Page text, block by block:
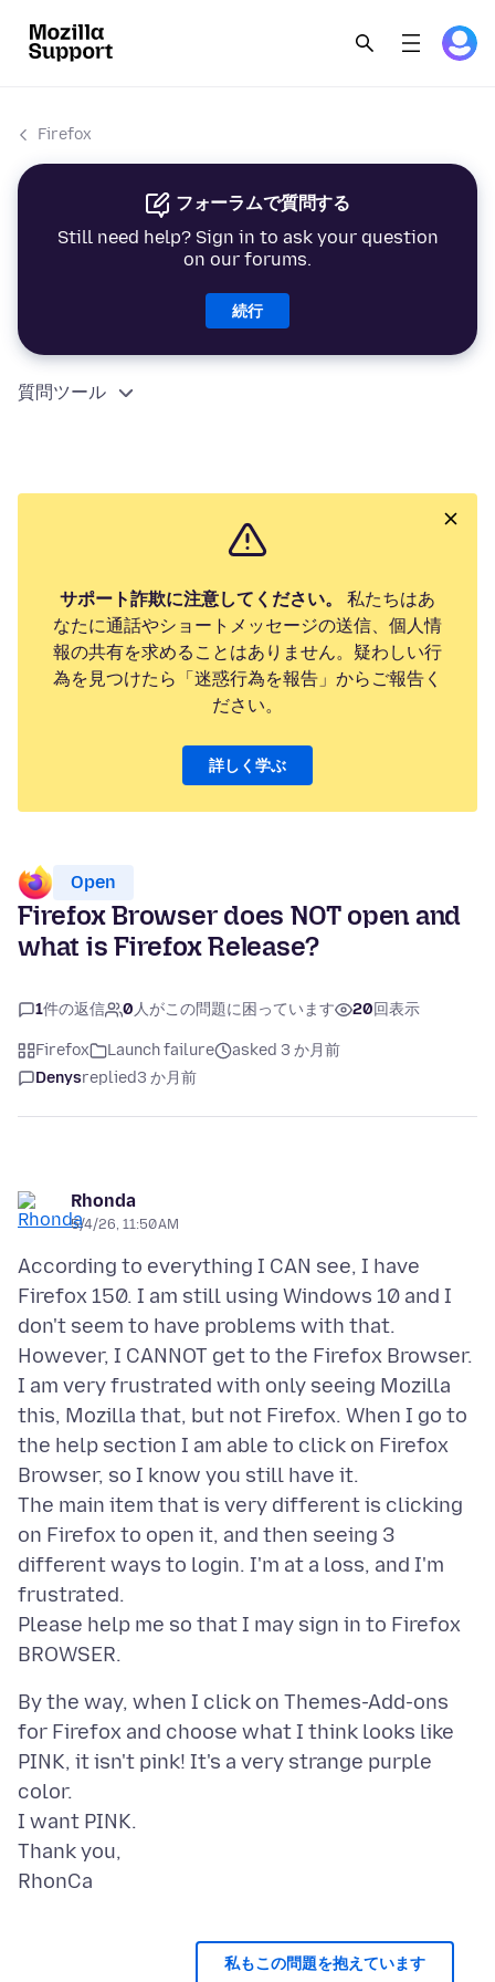
Firefox
フォーラムで質問する
Still need help? Sign in to ask your question
on our forums.
続行
質問ツール
サポート詐欺に注意してください。
私たちはあ
なたに通話やショートメッセージの送信、個人情
報の共有を求めることはありません。疑わしい行
為を見つけたら「迷惑行為を報告」からご報告く
ださい。
詳しく学ぶ
Open
Firefox Browser does NOT open and
what is Firefox Release?
1件の返信 0人がこの問題に困っています 20回表示
Firefox Launch failure
asked 3 か月前
Denysreplied3 か月前
Rhonda
5/4/26, 11:50 AM
According to everything I CAN see, I have
Firefox 150. I am still using Windows 10 and I
don't seem to have problems with that.
However, I CANNOT get to the Firefox Browser.
I am very frustrated with only seeing Mozilla
this, Mozilla that, but not Firefox. When I go to
the help section I am able to click on Firefox
Browser, so I know you still have it.
The main item that is very different is clicking
on Firefox to open it, and then seeing 3
different ways to login. I'm at a loss, and I'm
frustrated.
Please help me so that I may sign in to Firefox
By the way, when I click on Themes-Add-ons
for Firefox and choose what I think looks like
PINK, it isn't pink! It's a very strange purple
color.
I want PINK.
Thank you,
私もこの問題を抱えています